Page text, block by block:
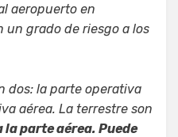
aeropuerto en
grado de riesgo a los
dos: la parte operativa
aérea. La terrestre son
la parte aérea. Puede